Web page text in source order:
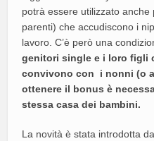
potrà essere utilizzato
parenti) che accudiscono i
lavoro. C’è però una
genitori single e i loro figli
convivono con i nonni (o
ottenere il bonus è
stessa casa dei bambini.
La novità è stata introdotta